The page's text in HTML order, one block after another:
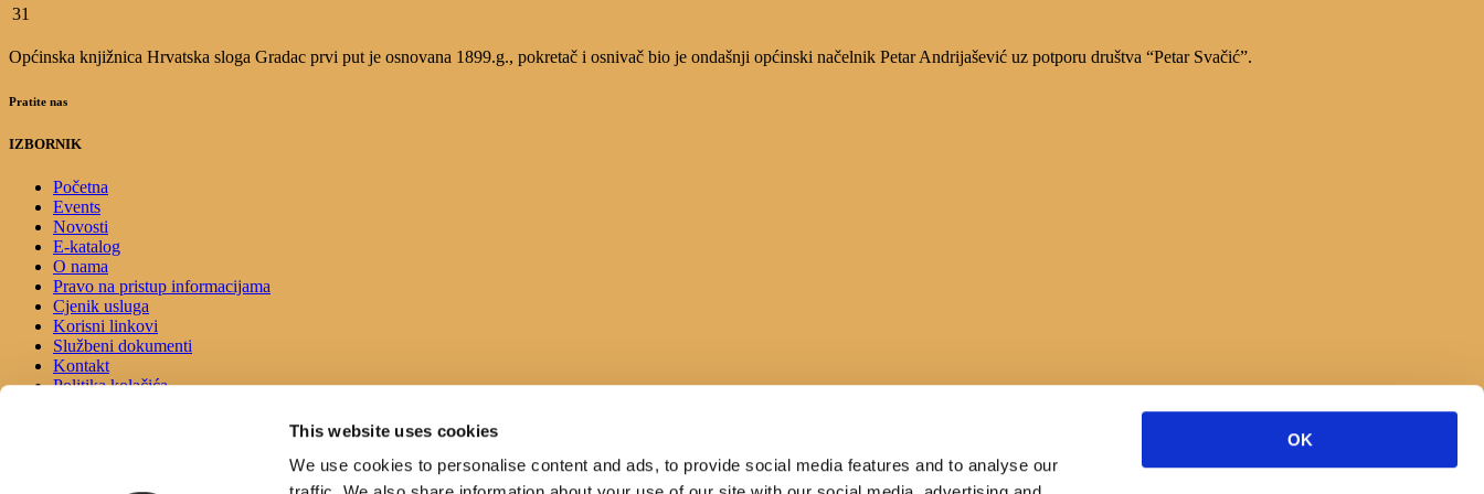
This website uses cookies
We use cookies to personalise content and ads, to provide social media features and to analyse our
OK
31
Općinska knjižnica Hrvatska sloga Gradac prvi put je osnovana 1899.g., pokretač i osnivač bio je ondašnji općinski načelnik Petar Andrijašević uz potporu društva “Petar Svačić”.
Pratite nas
IZBORNIK
Početna
Events
Novosti
E-katalog
O nama
Pravo na pristup informacijama
Cjenik usluga
Korisni linkovi
Službeni dokumenti
Kontakt
Politika kolačića